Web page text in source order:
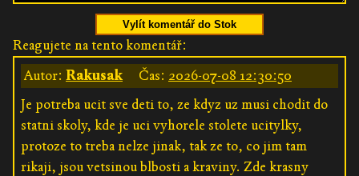
Vylít komentář do Stok
Reagujete na tento komentář:
Autor: Rakusak Čas: 2026-07-08 12:30:50
Je potreba ucit sve deti to, ze kdyz uz musi chodit do
statni skoly, kde je uci vyhorele stolete ucitylky,
protoze to treba nelze jinak, tak ze to, co jim tam
rikaji, jsou vetsinou blbosti a kraviny. Zde krasny